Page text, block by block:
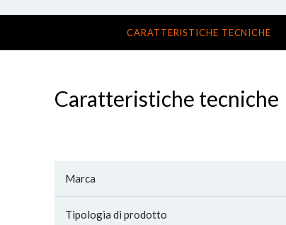
CARATTERISTICHE TECNICHE
Caratteristiche tecniche
Marca
Tipologia di prodotto